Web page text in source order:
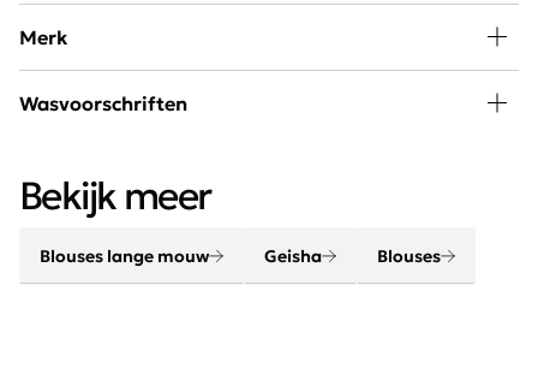
Merk
Geisha is een super trendy damesmerk met verrassende
Geisha kiest, kies je voor dameskleding van
hoogwaardige kwaliteit met een karakter.
Wasvoorschriften
Bekijk meer
Blouses lange mouw Geisha Blouses